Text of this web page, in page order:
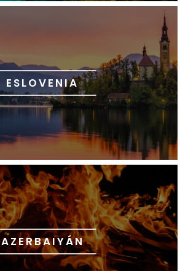
ESLOVENIA
AZERBAIYÁN